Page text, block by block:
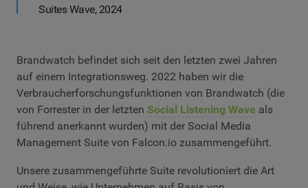
Suites Wave, 2024
Brandwatch befindet sich seit den letzten zwei Jahren
auf einem Integrationsweg. 2022 haben wir die
Verbraucherforschungsfunktionen von Brandwatch (die
von Forrester in der letzten Social Listening Wave als
führend anerkannt wurden) mit der Social Media
Management Suite von Falcon.io zusammengeführt.
Unsere zusammengeführte Suite revolutioniert die Art